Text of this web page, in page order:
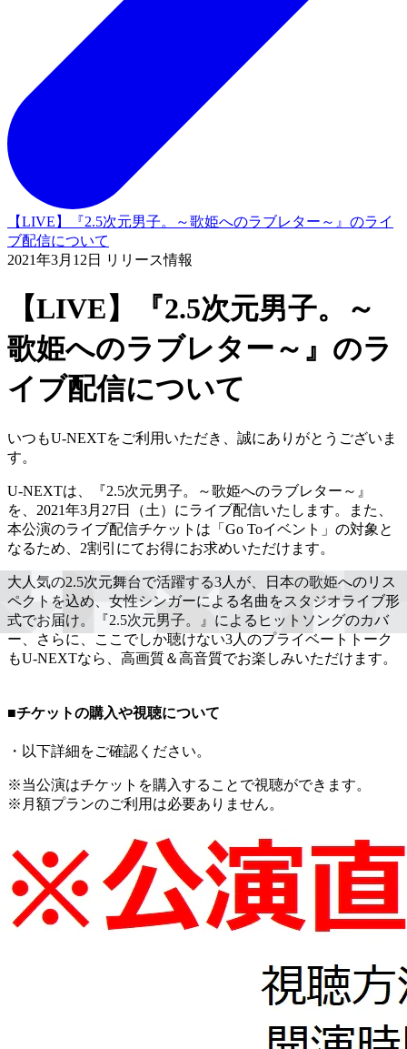
【LIVE】『2.5次元男子。～歌姫へのラブレター～』のライ
ブ配信について
2021年3月12日 リリース情報
【LIVE】『2.5次元男子。～
歌姫へのラブレター～』のラ
イブ配信について
いつもU-NEXTをご利用いただき、誠にありがとうございま
す。
U-NEXTは、『2.5次元男子。～歌姫へのラブレター～』
を、2021年3月27日（土）にライブ配信いたします。また、
本公演のライブ配信チケットは「Go Toイベント」の対象と
なるため、2割引にてお得にお求めいただけます。
大人気の2.5次元舞台で活躍する3人が、日本の歌姫へのリス
ペクトを込め、女性シンガーによる名曲をスタジオライブ形
式でお届け。『2.5次元男子。』によるヒットソングのカバ
ー、さらに、ここでしか聴けない3人のプライベートトーク
もU-NEXTなら、高画質＆高音質でお楽しみいただけます。
■チケットの購入や視聴について
・以下詳細をご確認ください。
※当公演はチケットを購入することで視聴ができます。
※月額プランのご利用は必要ありません。